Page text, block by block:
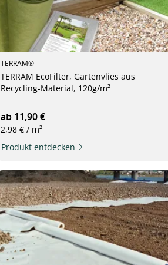
TERRAM®
TERRAM EcoFilter, Gartenvlies aus
Recycling-Material, 120g/m²
ab 11,90 €
2,98 € / m²
Produkt entdecken